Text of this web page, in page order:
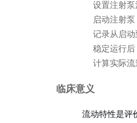
设置注射
启动注射
记录从启动
稳定运行
计算实际
临床意义
流动特性是评